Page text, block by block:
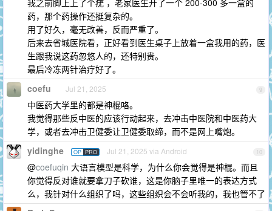
我之前脚上上了个疣 ，老家医生开了一个 200-300 多一盒的
药，那个药操作还挺复杂的。
用了好久，毫无改善，反而严重了。
后来去省城医院看，正好看到医生桌子上放着一盒我用的药，医
生跟我说这药忽悠人的，还特别贵。
最后冷冻两针治疗好了。
9
coefu Jul 21, 2025
中医药大学里的都是神棍咯。
我觉得那些反中医的应该行动起来，去冲击中医院和中医药大
学，或者去冲击卫健委让卫健委取缔，而不是网上嘴炮。
10
yidinghe OP PRO Jul 21, 2025 via Android
@coefuqin 大语言模型是科学，为什么你会觉得是神棍。而且
你觉得反对谁就要拿刀子砍谁，这是你脑子里唯一的表达方式
么，我针对什么组织了吗，这些组织会不会听我的，我也管不了